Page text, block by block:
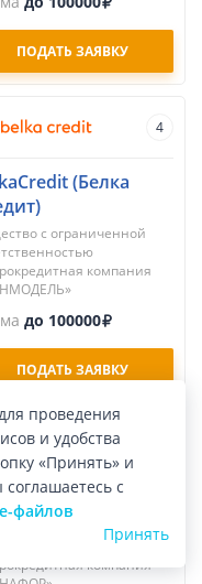
ПОДАТЬ ЗАЯВКУ
4
(Белка
с ограниченной
компания
до 100000
ПОДАТЬ ЗАЯВКУ
Денег
с ограниченной
компания
проведения
и удобства
«Принять» и
с
файлов
Принять